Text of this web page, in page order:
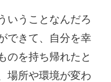
いうことなんだろ
できて、自分を幸
のを持ち帰れたと
場所や環境が変わ